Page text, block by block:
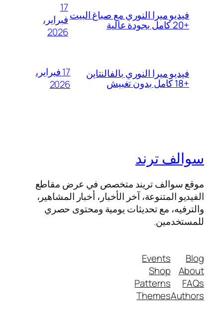
فيديو ميرا النوري مع صباغ البيت
+20 كامل بجودة عالية
17
فبراير،
2026
فيديو ميرا النوري بالفالنتاين
+18 كامل بدون تغبيش
17 فبراير،
2026
سوالف ترند
موقع سوالف تريند متخصص في عرض مقاطع
الفيديو المتنوعة، آخر الأخبار، أخبار المشاهير،
والترفيه، مع تحديثات يومية ومحتوى حصري
للمستخدمين.
Blog
About
FAQs
Authors
Events
Shop
Patterns
Themes